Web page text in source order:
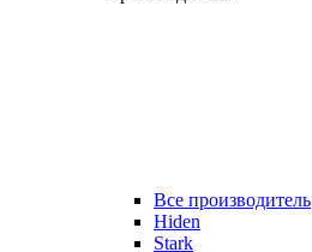
Все производитель
Hiden
Stark